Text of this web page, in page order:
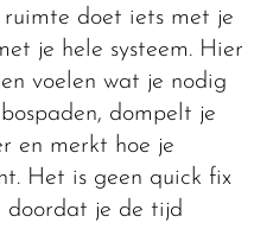
doet iets met je
je hele systeem. Hier
voelen wat je nodig
dompelt je
en merkt hoe je
Het is geen quick fix
doordat je de tijd